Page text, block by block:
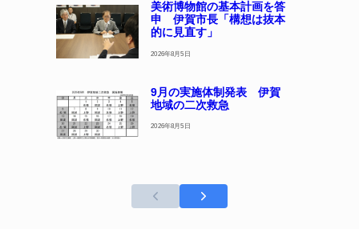
美術博物館の基本計画を答
申 伊賀市長「構想は抜本
的に見直す」
2026年8月5日
9月の実施体制発表 伊賀
地域の二次救急
2026年8月5日